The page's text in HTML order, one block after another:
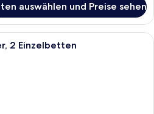
auswählen und Preise sehen
Standard-Zweibettzimmer, 2
2 Einzelbetten